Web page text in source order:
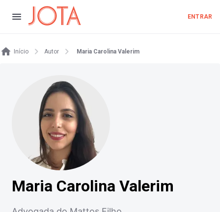
ENTRAR
Início Autor Maria Carolina Valerim
Maria Carolina Valerim